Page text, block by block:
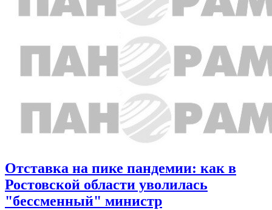
Отставка на пике пандемии: как в
Ростовской области уволилась
"бессменный" министр